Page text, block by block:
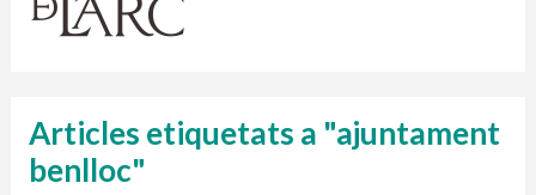
Articles etiquetats a "ajuntament
benlloc"